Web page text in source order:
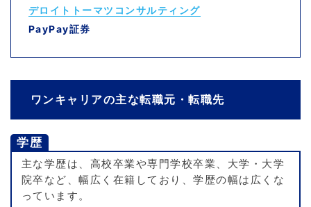
デロイトトーマツコンサルティング
PayPay証券
ワンキャリアの主な転職元・転職先
学歴
主な学歴は、高校卒業や専門学校卒業、大学・大学
院卒など、幅広く在籍しており、学歴の幅は広くな
っています。